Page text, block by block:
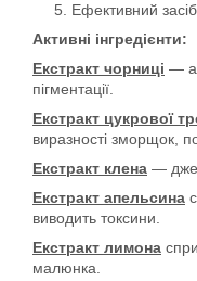
Ефективний
Активні інгредієнти:
Екстракт чорниці —
пігментації.
Екстракт цукрової
виразності зморщок,
Екстракт клена —
Екстракт апельсина
виводить токсини.
Екстракт лимона
малюнка.